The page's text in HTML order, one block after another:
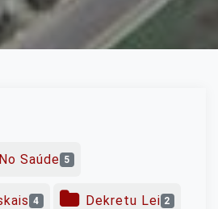
Saúde 5
4 Dekretu Lei 2